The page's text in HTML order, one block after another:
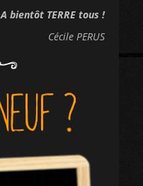
A bientôt TERRE tous !
Cécile PERUS